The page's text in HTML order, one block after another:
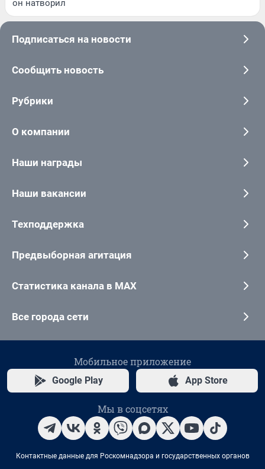
он натворил
Подписаться на новости
Сообщить новость
Рубрики
О компании
Наши награды
Наши вакансии
Техподдержка
Предвыборная агитация
Статистика канала в MAX
Все города сети
Мобильное приложение
Google Play App Store
Мы в соцсетях
Контактные данные для Роскомнадзора и государственных органов